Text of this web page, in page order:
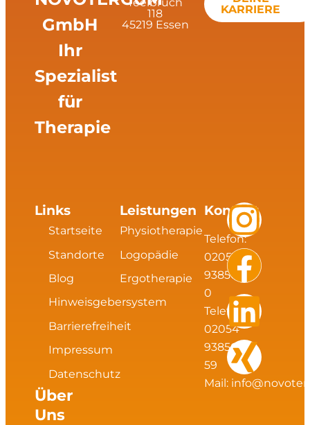
GmbH
Ihr
Spezialist
für
Therapie
118
45219 Essen
KARRIERE
Links
Startseite
Standorte
Blog
Hinweisgebersystem
Barrierefreiheit
Impressum
Datenschutz
Über
Uns
Leistungen
Physiotherapie
Logopädie
Ergotherapie
Kontakt
Telefon:
02054
93856
0
Telefax:
02054
93856
59
Mail:
I
n
s
t
a
g
F
a
c
e
b
o
L
i
n
k
e
d
X
i
n
g